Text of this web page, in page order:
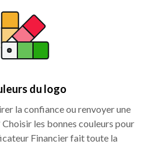
du logo
la confiance ou renvoyer une
les bonnes couleurs pour
Financier fait toute la